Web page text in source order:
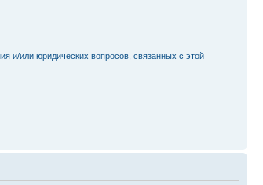
и/или юридических вопросов, связанных с этой